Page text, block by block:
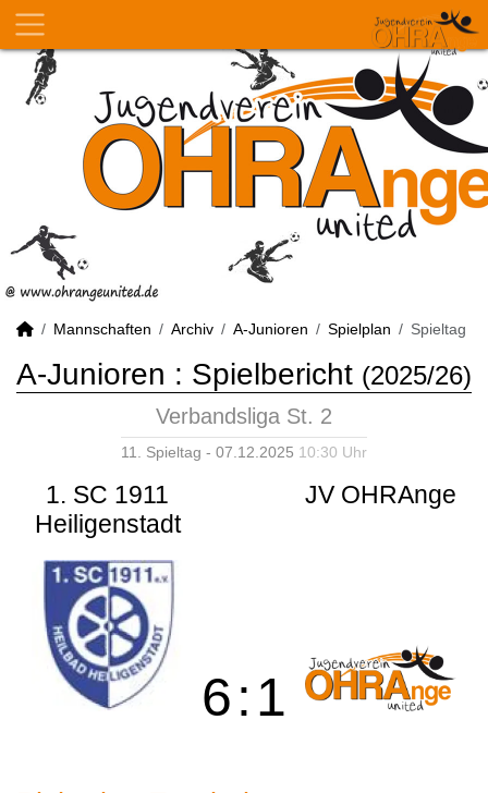
Mannschaften Archiv A-Junioren Spielplan Spieltag
A-Junioren : Spielbericht (2025/26)
Verbandsliga St. 2
11. Spieltag - 07.12.2025 10:30 Uhr
1. SC 1911
Heiligenstadt
JV OHRAnge
6:1